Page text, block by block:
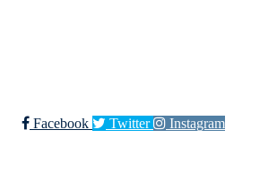
Facebook Twitter Instagram